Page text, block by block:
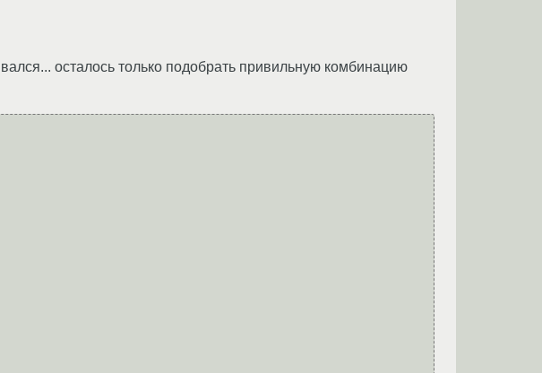
осталось только подобрать привильную комбинацию